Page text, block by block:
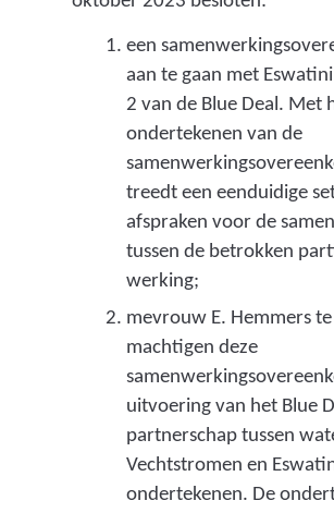
een
aan te gaan met
2 van de Blue Deal. Met
ondertekenen van de
treedt een eenduidige
afspraken voor de
tussen de betrokken
werking;
mevrouw E. Hemmers te
machtigen deze
uitvoering van het Blue
partnerschap tussen
Vechtstromen en
ondertekenen. De